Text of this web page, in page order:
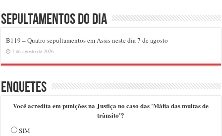
Sepultamentos do dia
B119 – Quatro sepultamentos em Assis neste dia 7 de agosto
7 de agosto de 2026
Enquetes
Você acredita em punições na Justiça no caso das 'Máfia das multas de
trânsito'?
SIM